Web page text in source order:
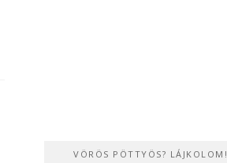
VÖRÖS PÖTTYÖS? LÁJKOLOM!